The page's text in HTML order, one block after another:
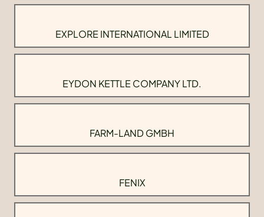
EXPLORE INTERNATIONAL LIMITED
EYDON KETTLE COMPANY LTD.
FARM-LAND GMBH
FENIX